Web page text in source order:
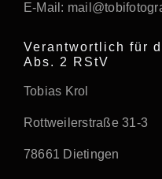
E-Mail:
Verantwortlich für
Abs. 2 RStV
Tobias Krol
Rottweilerstraße 31-3
78661 Dietingen